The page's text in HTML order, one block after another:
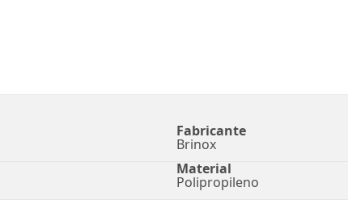
Fabricante
Brinox
Material
Polipropileno